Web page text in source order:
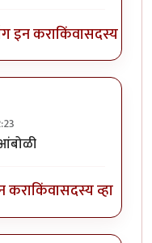
इन कराकिंवासदस्य व्हा
कराकिंवासदस्य व्हा